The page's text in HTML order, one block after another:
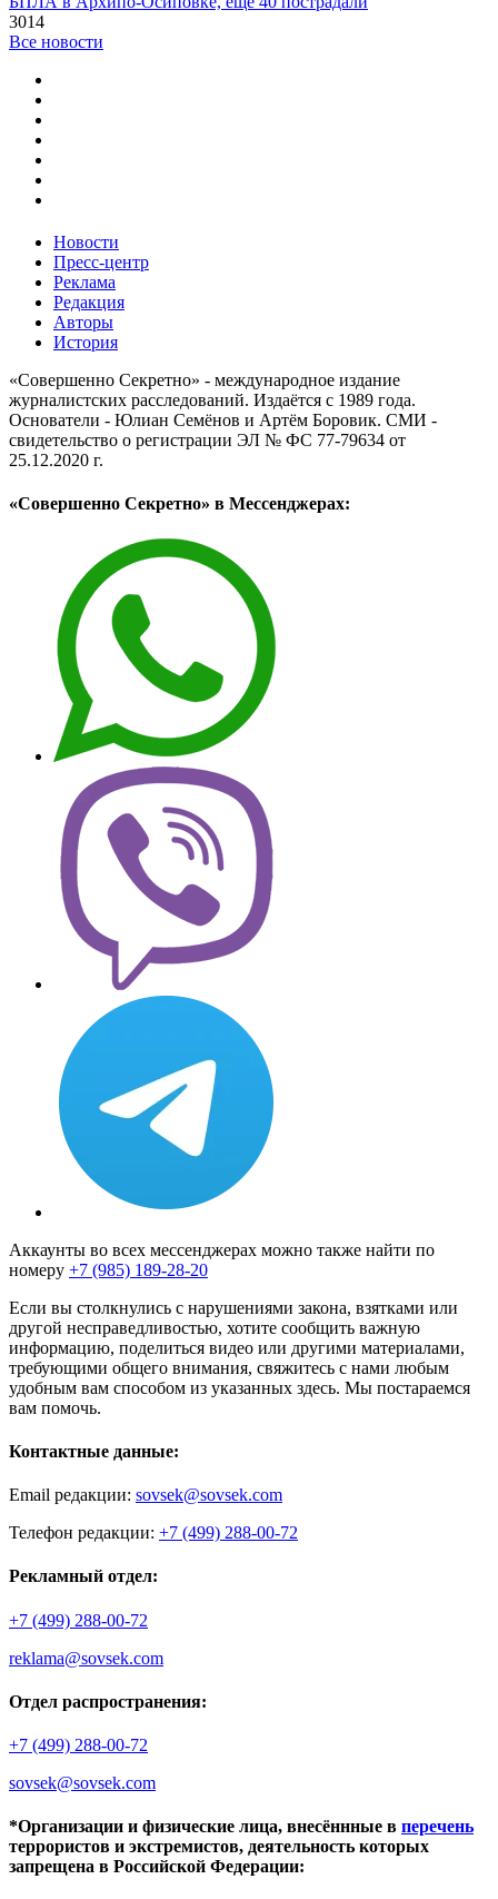
3014
Все новости
Новости
Пресс-центр
Реклама
Редакция
Авторы
История
«Совершенно Секретно» - международное издание
журналистских расследований. Издаётся с 1989 года.
Основатели - Юлиан Семёнов и Артём Боровик. CМИ -
свидетельство о регистрации ЭЛ № ФС 77-79634 от
25.12.2020 г.
«Совершенно Секретно» в Мессенджерах:
Аккаунты во всех мессенджерах можно также найти по
номеру +7 (985) 189-28-20
Если вы столкнулись с нарушениями закона, взятками или
другой несправедливостью, хотите сообщить важную
информацию, поделиться видео или другими материалами,
требующими общего внимания, свяжитесь с нами любым
удобным вам способом из указанных здесь. Мы постараемся
вам помочь.
Контактные данные:
Email редакции: sovsek@sovsek.com
Телефон редакции: +7 (499) 288-00-72
Рекламный отдел:
+7 (499) 288-00-72
reklama@sovsek.com
Отдел распространения:
+7 (499) 288-00-72
sovsek@sovsek.com
*Организации и физические лица, внесённные в перечень
террористов и экстремистов, деятельность которых
запрещена в Российской Федерации: